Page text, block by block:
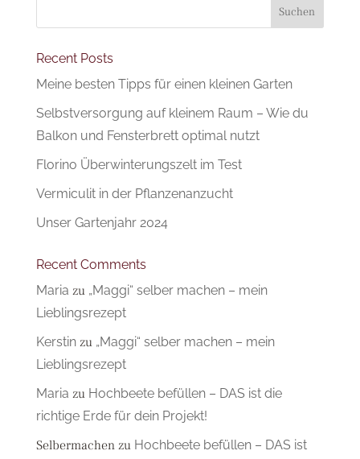
Suchen
Recent Posts
Meine besten Tipps für einen kleinen Garten
Selbstversorgung auf kleinem Raum – Wie du
Balkon und Fensterbrett optimal nutzt
Florino Überwinterungszelt im Test
Vermiculit in der Pflanzenanzucht
Unser Gartenjahr 2024
Recent Comments
Maria zu „Maggi“ selber machen – mein
Lieblingsrezept
Kerstinzu „Maggi“ selber machen – mein
Lieblingsrezept
Maria zu Hochbeete befüllen – DAS ist die
richtige Erde für dein Projekt!
Selbermachenzu Hochbeete befüllen – DAS ist